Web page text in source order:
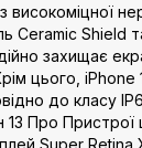
високоміцної
Ceramic Shield
захищає
цього, iPhone
до класу
Про Пристрої
Super Retina